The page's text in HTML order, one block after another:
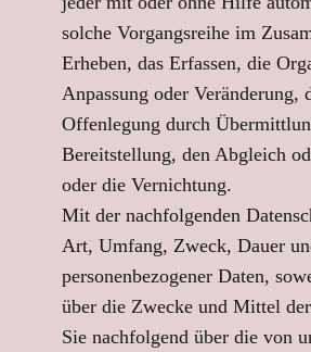
solche Vorgangsreihe im
Erheben, das Erfassen, die
Anpassung oder Veränderung,
Offenlegung durch
Bereitstellung, den Abgleich
oder die Vernichtung.
Mit der nachfolgenden
Art, Umfang, Zweck, Dauer
personenbezogener Daten,
über die Zwecke und Mittel
Sie nachfolgend über die von